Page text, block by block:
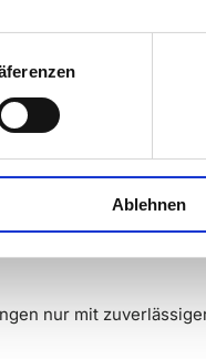
Ablehnen
nur mit